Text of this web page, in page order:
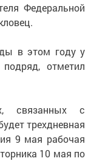
Федеральной
в этом году у
отметил
связанных с
трехдневная
9 мая рабочая
10 мая по